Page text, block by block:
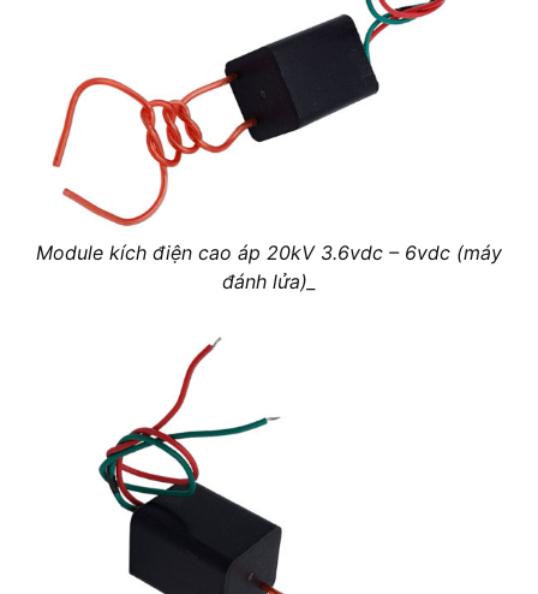
Module kích điện cao áp 20kV 3.6vdc – 6vdc (máy
đánh lửa)_